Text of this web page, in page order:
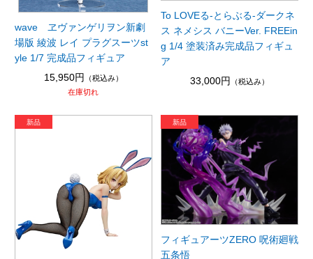
wave ヱヴァンゲリヲン新劇
場版 綾波 レイ プラグスーツst
yle 1/7 完成品フィギュア
15,950円
（税込み）
在庫切れ
To LOVEる-とらぶる-ダークネ
ス ネメシス バニーVer. FREEin
g 1/4 塗装済み完成品フィギュ
ア
33,000円
（税込み）
フィギュアーツZERO 呪術廻戦
五条悟